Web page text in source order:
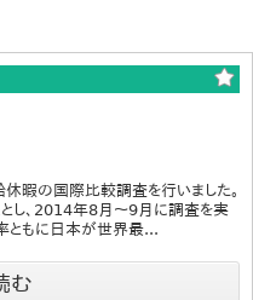
休暇の国際比較調査を行いました。
し、2014年8月～9月に調査を実
ともに日本が世界最...
む